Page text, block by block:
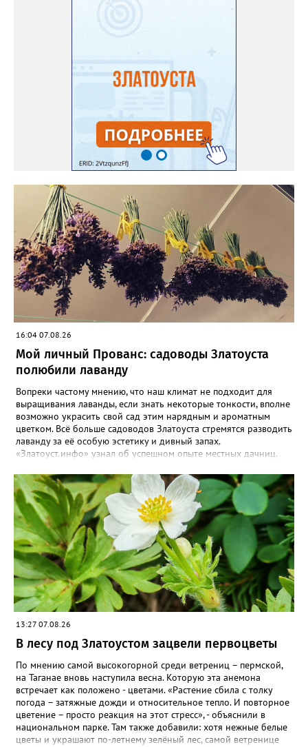
норма зрелости для «Коккоро» - не менее 42 дней от завязи
размером с грецкий орех. Екатерина выяснила у знающих
людей и причину своих неудач – её сеянцы не опылялись, и это
нужно было делать самостоятельно. «Мужской» цветочек для
этого прикладывают к «женскому» - тычинку к пестику. Фото:
Екатерина Громова, специально для «Златоуст.инфо».
Обсуждение новости здесь
ВКОНТАКТЕ https://vk.com/newszlatoust74
16:04 07.08.26
Мой личный Прованс: садоводы Златоуста
полюбили лаванду
Вопреки частому мнению, что наш климат не подходит для
выращивания лаванды, если знать некоторые тонкости, вполне
возможно украсить свой сад этим нарядным и ароматным
цветком. Всё больше садоводов Златоуста стремятся разводить
лаванду за её особую эстетику и дивный запах.
«Златоуст.инфо» узнал об успешном опыте местных дачниц.
семян (на фото), - отметила «Златоуст.инфо» хозяйка частного
дома Екатерина Бойко. – Посадила вдоль забора, потому что
низины этот цветок не любит. Вот уже второй год растет и
радует меня. Соседи просят саженцы: аромат и до них
доносится. В конце лета собираю лаванду в пучки, сушу –
получаются букеты и саше одновременно. Лаванда широко
используется и в кулинарии». Семена, отметила собеседница
нашего портала, у неё были сорта «Вознесенская узколистная».
Только она хорошо зимует без укрытия. Всхожесть оказалась
на удивление хорошей: из пяти семян из каждой пачки четыре
взошли даже без стратификации. После покупки (по весне)
садовод советует сразу убрать семена в холодильник на два
месяца, а место посадки - мульчировать мелкой корой. Семена
самосевом в ней отлично прорастают. Если иногда срезать
сухие цветы и стряхивать семена вокруг куртины, лаванда
весной прорастет сама. Ещё один секрет – этот символ
Прованса не любит «вкусную» почву. Добавляйте в посадочную
яму гравий и песок – требуется хороший дренаж. В первый год
Екатерина рекомендует цветы убирать, чтобы силы куста
пошли на наращивание корневой системы. А со второго года
пусть лаванда цветёт во всю силу! Фото: Екатерина Бойко,
специально для «Златоуст.инфо». Обсуждение новости здесь
13:27 07.08.26
В лесу под Златоустом зацвели первоцветы
По мнению самой высокогорной среди ветрениц – пермской,
на Таганае вновь наступила весна. Которую эта анемона
встречает как положено - цветами. «Растение сбила с толку
погода – затяжные дожди и относительное тепло. И повторное
цветение – просто реакция на этот стресс», - объяснили в
национальном парке. Там также добавили: хотя нежные белые
цветы и украшают по-летнему зелёный лес, самой ветренице